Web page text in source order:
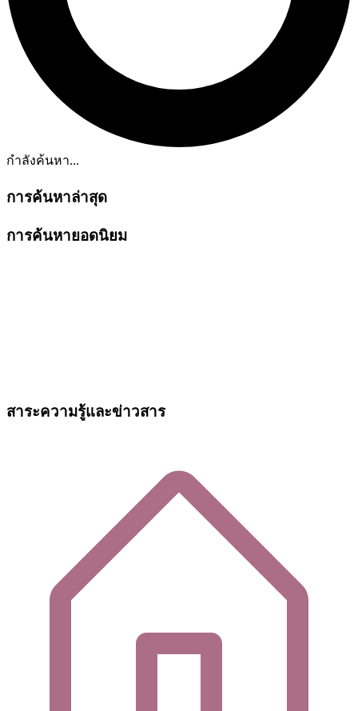
กำลังค้นหา...
การค้นหาล่าสุด
การค้นหายอดนิยม
สาระความรู้และข่าวสาร